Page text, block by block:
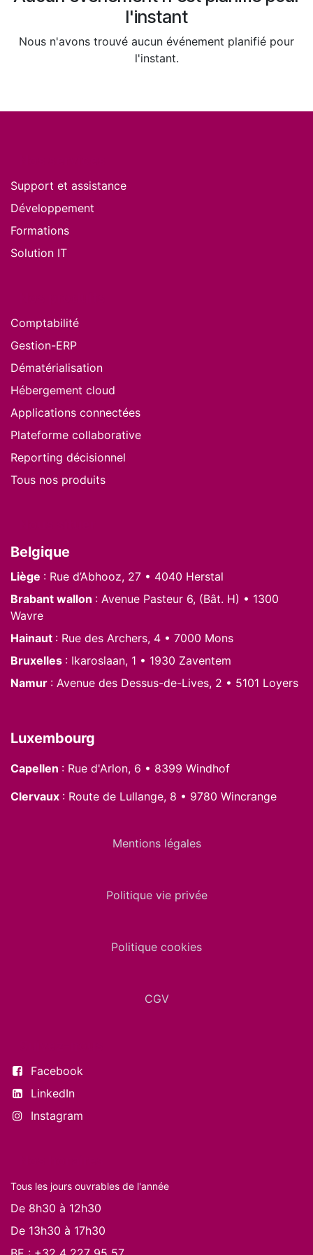
l'instant
Nous n'avons trouvé aucun événement planifié pour
l'instant.
Support et assistance
Développement
Formations
Solution IT
Comptabilité
Gestion-ERP
Dématérialisation
Hébergement cloud
Applications connectées
Plateforme collaborative
Reporting décisionnel
Tous nos produits
Belgique
Liège : Rue d’Abhooz, 27 • 4040 Herstal
Brabant wallon : Avenue Pasteur 6, (Bât. H) • 1300
Wavre
Hainaut : Rue des Archers, 4 • 7000 Mons
Bruxelles : Ikaroslaan, 1 • 1930 Zaventem
Namur : Avenue des Dessus-de-Lives, 2 • 5101 Loyers
Luxembourg
Capellen : Rue d'Arlon, 6 • 8399 Windhof
Clervaux : Route de Lullange, 8 • 9780 Wincrange
Mentions légales
Politique vie privée
Politique cookies
CGV
Facebook
LinkedIn
Instagram
Tous les jours ouvrables de l'année
De 8h30 à 12h30
De 13h30 à 17h30